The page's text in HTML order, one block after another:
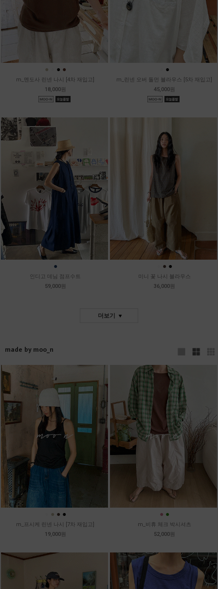
● ● ●
m_멘도사 린넨 나시 [4차 재입고]
18,000원
●
m_린넨 오버 돌먼 블라우스 [5차 재입고]
45,000원
●
인디고 데님 점프수트
59,000원
● ●
미니 꽃 나시 블라우스
36,000원
더보기
made by moo_n
● ● ●
m_프시케 린넨 나시 [7차 재입고]
19,000원
● ●
m_비휴 체크 박시셔츠
52,000원